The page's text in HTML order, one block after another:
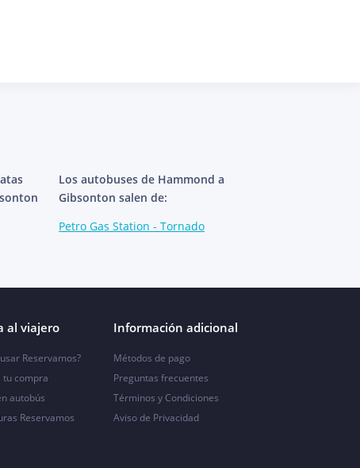
Los autobuses de Hammond a
Gibsonton salen de:
Petro Gas Station - Tornado
al viajero
Reservamos?
tu compra
autobús
Reservamos
Información adicional
Métodos de pago
Preguntas frecuentes
Términos y Condiciones
Aviso de Privacidad